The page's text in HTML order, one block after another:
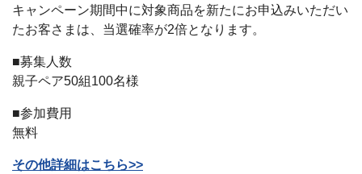
キャンペーン期間中に対象商品を新たにお申込みいただい
たお客さまは、当選確率が2倍となります。
■募集人数
親子ペア50組100名様
■参加費用
無料
その他詳細はこちら>>